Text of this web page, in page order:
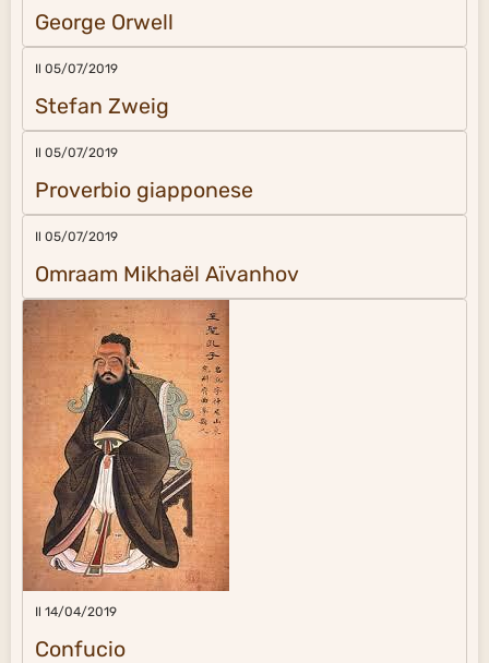
George Orwell
Il 05/07/2019
Stefan Zweig
Il 05/07/2019
Proverbio giapponese
Il 05/07/2019
Omraam Mikhaël Aïvanhov
Il 14/04/2019
Confucio